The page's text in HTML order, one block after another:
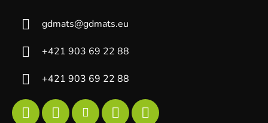
gdmats@gdmats.eu
+421 903 69 22 88
+421 903 69 22 88